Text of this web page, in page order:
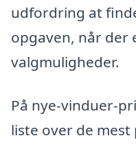
udfordring at
opgaven, når der
valgmuligheder.
På nye-vinduer-
liste over de mest